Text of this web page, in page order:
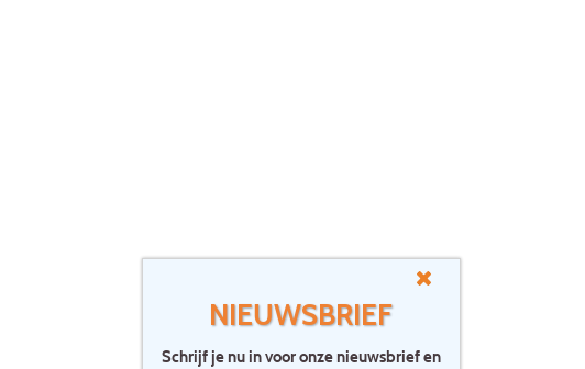
NIEUWSBRIEF
Schrijf je nu in voor onze nieuwsbrief en